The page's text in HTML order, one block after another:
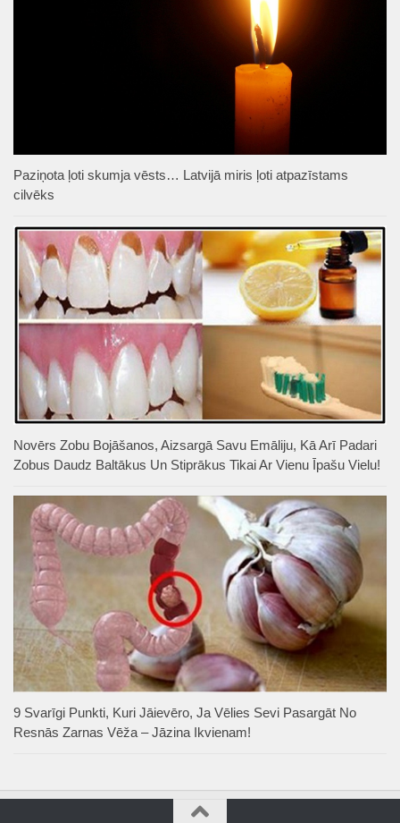
Paziņota ļoti skumja vēsts… Latvijā miris ļoti atpazīstams
cilvēks
Novērs Zobu Bojāšanos, Aizsargā Savu Emāliju, Kā Arī Padari
Zobus Daudz Baltākus Un Stiprākus Tikai Ar Vienu Īpašu Vielu!
9 Svarīgi Punkti, Kuri Jāievēro, Ja Vēlies Sevi Pasargāt No
Resnās Zarnas Vēža – Jāzina Ikvienam!